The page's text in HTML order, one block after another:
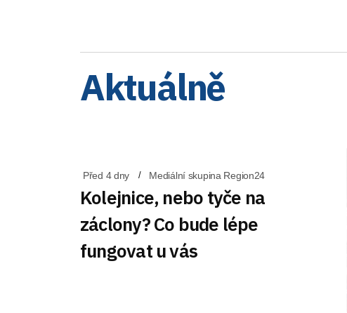
Aktuálně
Před 4 dny Mediální skupina Region24
Kolejnice, nebo tyče na
záclony? Co bude lépe
fungovat u vás